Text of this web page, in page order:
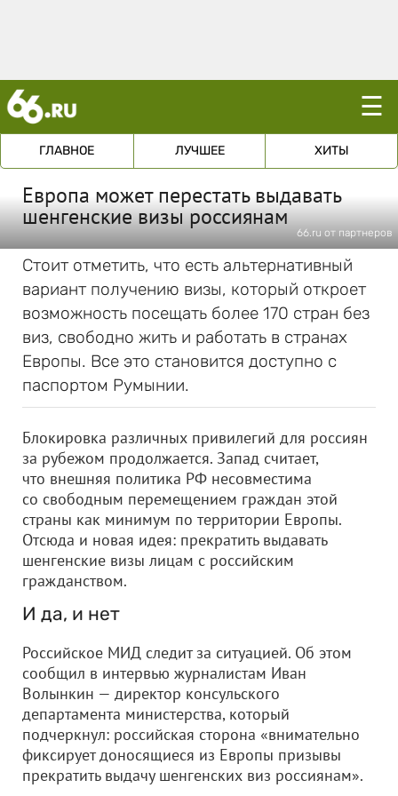
☰
ГЛАВНОЕ ЛУЧШЕЕ ХИТЫ
Европа может перестать выдавать
шенгенские визы россиянам
66.ru от партнеров
Стоит отметить, что есть альтернативный
вариант получению визы, который откроет
возможность посещать более 170 стран без
виз, свободно жить и работать в странах
Европы. Все это становится доступно с
паспортом Румынии.
Блокировка различных привилегий для россиян
за рубежом продолжается. Запад считает,
что внешняя политика РФ несовместима
со свободным перемещением граждан этой
страны как минимум по территории Европы.
Отсюда и новая идея: прекратить выдавать
шенгенские визы лицам с российским
гражданством.
И да, и нет
Российское МИД следит за ситуацией. Об этом
сообщил в интервью журналистам Иван
Волынкин — директор консульского
департамента министерства, который
подчеркнул: российская сторона «внимательно
фиксирует доносящиеся из Европы призывы
прекратить выдачу шенгенских виз россиянам».